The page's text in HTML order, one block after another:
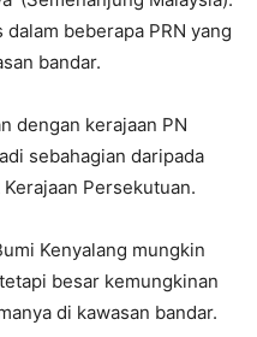
beberapa PRN yang
bandar.
dengan kerajaan PN
sebahagian daripada
Persekutuan.
Kenyalang mungkin
besar kemungkinan
di kawasan bandar.